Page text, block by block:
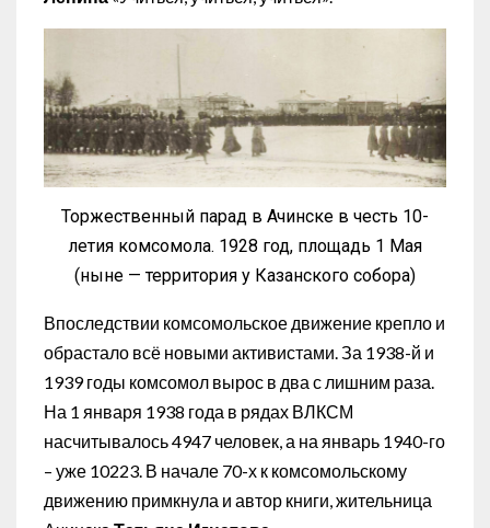
Торжественный парад в Ачинске в честь 10-
летия комсомола. 1928 год, площадь 1 Мая
(ныне — территория у Казанского собора)
Впоследствии комсомольское движение крепло и
обрастало всё новыми активистами. За 1938-й и
1939 годы комсомол вырос в два с лишним раза.
На 1 января 1938 года в рядах ВЛКСМ
насчитывалось 4947 человек, а на январь 1940-го
– уже 10223. В начале 70-х к комсомольскому
движению примкнула и автор книги, жительница